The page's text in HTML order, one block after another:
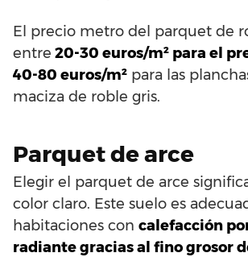
El precio metro del parquet de
entre 20-30 euros/m² para el
40-80 euros/m² para las
maciza de roble gris.
Parquet de arce
Elegir el parquet de arce
color claro. Este suelo es
habitaciones con calefacción
radiante gracias al fino grosor